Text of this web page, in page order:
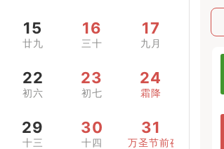
15
廿九
16
三十
17
九月
22
初六
23
初七
24
霜降
29
十三
30
十四
31
万圣节前夜